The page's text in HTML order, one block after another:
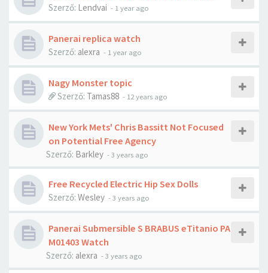
Szerző: Lendvai - 1 year ago
Panerai replica watch
Szerző: alexra - 1 year ago
Nagy Monster topic
Szerző: Tamas88 - 12 years ago
New York Mets' Chris Bassitt Not Focused
on Potential Free Agency
Szerző: Barkley -3 years ago
Free Recycled Electric Hip Sex Dolls
Szerző: Wesley -3 years ago
Panerai Submersible S BRABUS eTitanio PA
M01403 Watch
Szerző: alexra -3 years ago